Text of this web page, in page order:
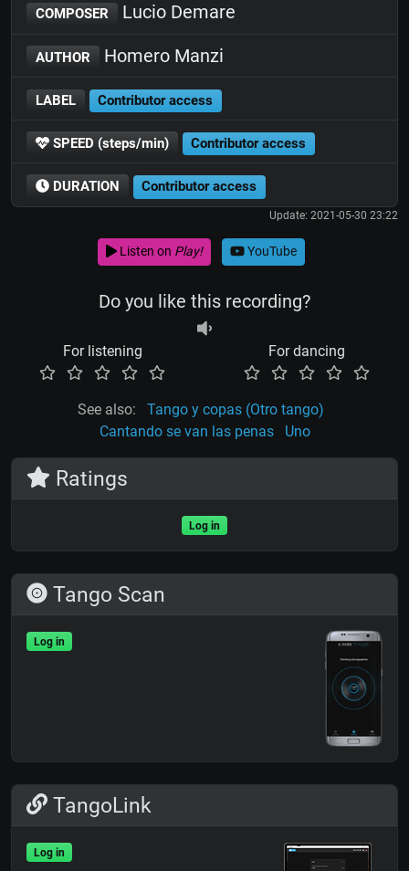
COMPOSER Lucio Demare
AUTHOR Homero Manzi
LABEL Contributor access
SPEED (steps/min) Contributor access
DURATION Contributor access
Update: 2021-05-30 23:22
Listen on Play! YouTube
Do you like this recording?
For listening For dancing
See also:
Tango y copas (Otro tango)
Cantando se van las penas
Uno
Ratings
Log in
Tango Scan
Log in
TangoLink
Log in